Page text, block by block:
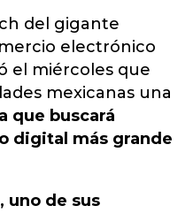
del gigante
electrónico
el miércoles que
mexicanas una
que buscará
digital más grande
uno de sus